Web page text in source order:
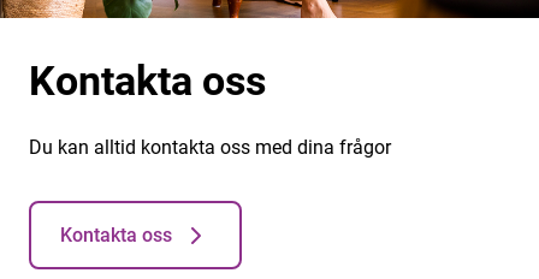
Kontakta oss
Du kan alltid kontakta oss med dina frågor
Kontakta oss